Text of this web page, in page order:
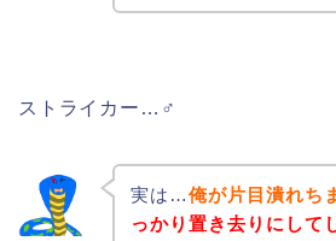
ストライカー…♂
実は…俺が片目潰れち
っかり置き去りにして